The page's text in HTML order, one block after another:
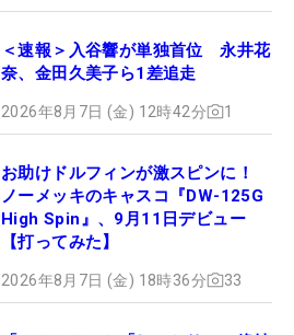
＜速報＞入谷響が単独首位 永井花
奈、金田久美子ら1差追走
2026年8月7日 (金) 12時42分 1
お助けドルフィンが激スピンに！
ノーメッキのキャスコ『DW-125G
High Spin』、9月11日デビュー
【打ってみた】
2026年8月7日 (金) 18時36分 33